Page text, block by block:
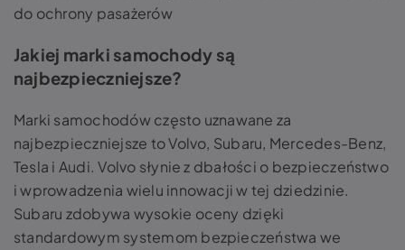
do ochrony pasażerów
Jakiej marki samochody są
najbezpieczniejsze?
Marki samochodów często uznawane za
najbezpieczniejsze to Volvo, Subaru, Mercedes-Benz,
Tesla i Audi. Volvo słynie z dbałości o bezpieczeństwo
i wprowadzenia wielu innowacji w tej dziedzinie.
Subaru zdobywa wysokie oceny dzięki
standardowym systemom bezpieczeństwa we